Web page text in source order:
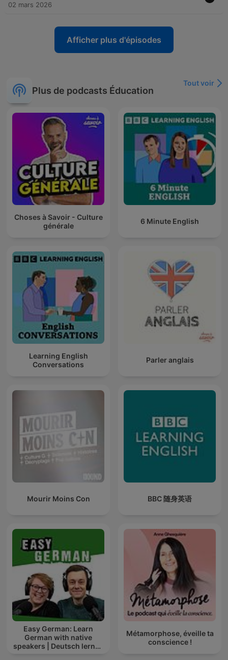
02 mars 2026
Afficher plus d'épisodes
Plus de podcasts Éducation
Tout voir
Choses à Savoir - Culture
générale
6 Minute English
Learning English
Conversations
Parler anglais
Mourir Moins Con BBC 随身英语
Easy German: Learn
German with native
speakers | Deutsch lernen
Métamorphose, éveille ta
conscience !